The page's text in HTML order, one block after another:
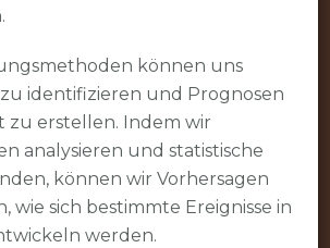
können uns
identifizieren und Prognosen
erstellen. Indem wir
analysieren und statistische
können wir Vorhersagen
wie sich bestimmte Ereignisse in
werden.